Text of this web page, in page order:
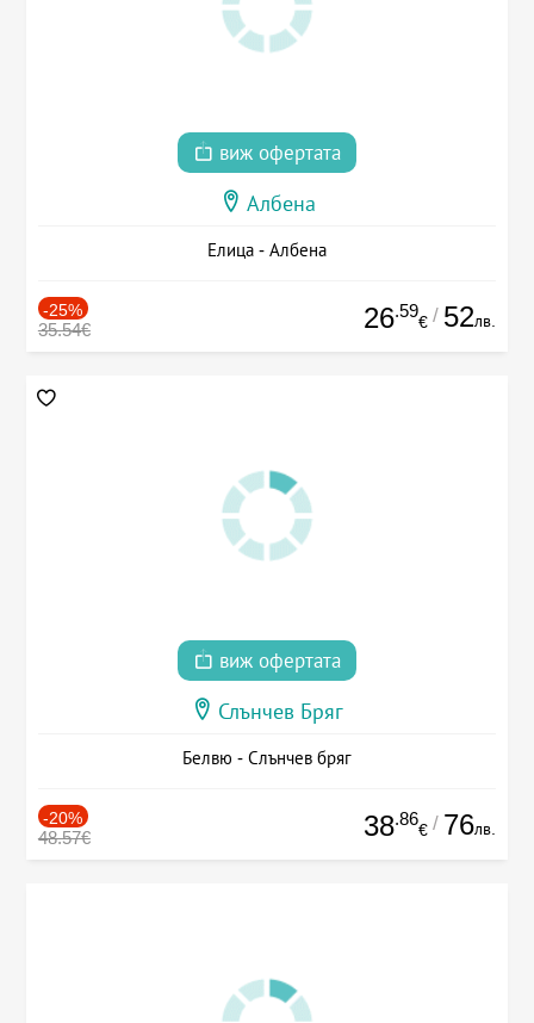
виж офертата
Албена
Елица - Албена
-25%
35.54€ 26.59
€ / 52лв.
виж офертата
Слънчев Бряг
Белвю - Слънчев бряг
-20%
48.57€ 38.86
€ / 76лв.